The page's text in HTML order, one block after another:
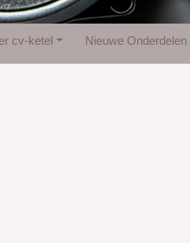
cv-ketel Nieuwe Onderdelen